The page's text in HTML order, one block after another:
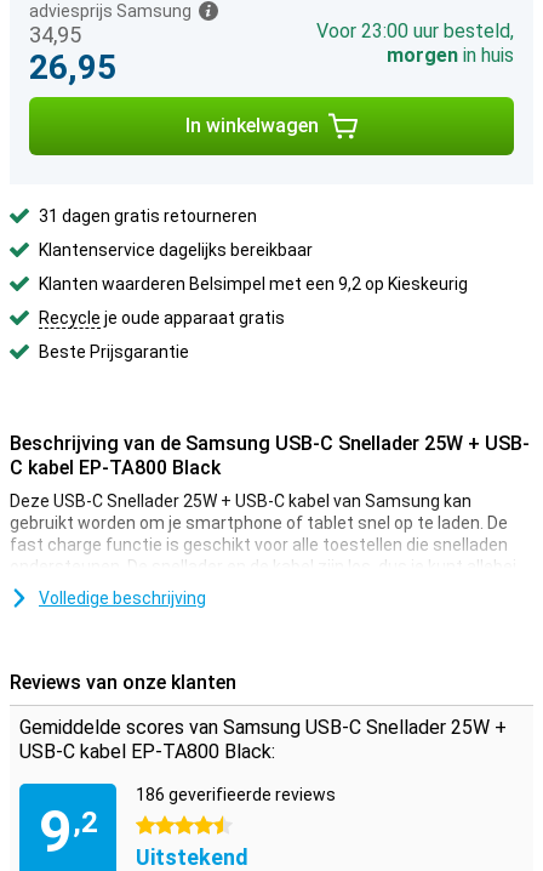
34,95
adviesprijs Samsung
26,95
Voor 23:00 uur besteld,
morgen in huis
In winkelwagen
31 dagen gratis retourneren
Klantenservice dagelijks bereikbaar
Klanten waarderen Belsimpel met een 9,2 op Kieskeurig
Recycle je oude apparaat gratis
Beste Prijsgarantie
Beschrijving van de Samsung USB-C Snellader 25W + USB-
C kabel EP-TA800 Black
Deze USB-C Snellader 25W + USB-C kabel van Samsung kan
gebruikt worden om je smartphone of tablet snel op te laden. De
fast charge functie is geschikt voor alle toestellen die snelladen
ondersteunen. De snellader en de kabel zijn los, dus je kunt allebei
ook individueel van elkaar gebruiken.
zowel de Samsung-lader als de kabel zijn allebei zwart.
Volledige beschrijving
Reviews van onze klanten
Gemiddelde scores van Samsung USB-C Snellader 25W +
USB-C kabel EP-TA800 Black:
9,2
186 geverifieerde reviews
4.5 sterren
Uitstekend